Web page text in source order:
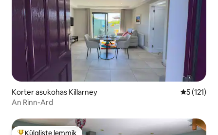
Korter asukohas Killarney Keskmine
5 (121)
An Rinn-Ard
Külaliste lemmik